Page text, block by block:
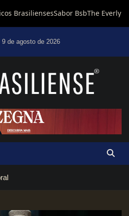
9 de agosto de 2026
que trabalha por Brasília